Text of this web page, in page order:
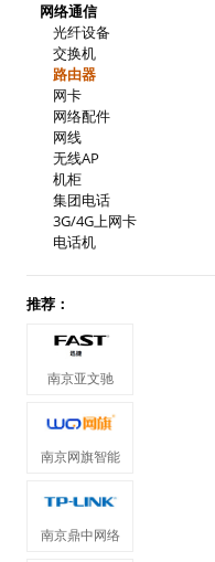
网络通信
光纤设备
交换机
路由器
网卡
网络配件
网线
无线AP
机柜
集团电话
3G/4G上网卡
电话机
推荐：
南京亚文驰
南京网旗智能
南京鼎中网络